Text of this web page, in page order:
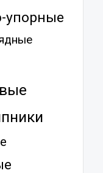
упорные